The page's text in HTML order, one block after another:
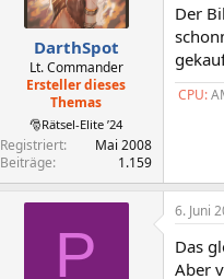
DarthSpot
Lt. Commander
Ersteller dieses
Themas
🎅Rätsel-Elite ’24
Registriert
Mai 2008
Beiträge
1.159
Der
CPU:
P
6. Juni
Das
Aber